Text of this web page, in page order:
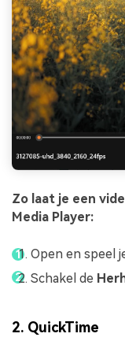
Zo laat je een
Media Player:
Open en speel
Schakel de
2. QuickTime